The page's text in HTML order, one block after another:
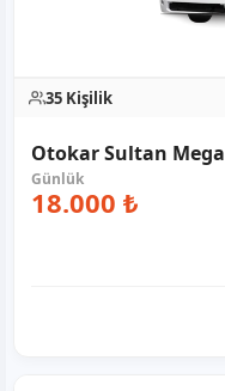
35 Kişilik
Otokar Sultan Mega
18.000 ₺